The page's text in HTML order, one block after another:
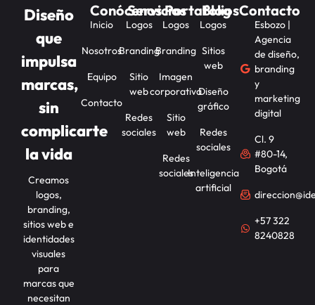
Diseño
que
impulsa
marcas,
sin
complicarte
la vida
Creamos
logos,
branding,
sitios web e
identidades
visuales
para
marcas que
necesitan
Conócenos
Inicio
Nosotros
Equipo
Contacto
Servicios
Logos
Branding
Sitio
web
Redes
sociales
Portafolios
Logos
Branding
Imagen
corporativa
Sitio
web
Redes
sociales
Blog
Logos
Sitios
web
Diseño
gráfico
Redes
sociales
Inteligencia
artificial
Contacto
Esbozo |
Agencia
de diseño,
branding
y
marketing
digital
Cl. 9
#80-14,
Bogotá
+57 322
8240828